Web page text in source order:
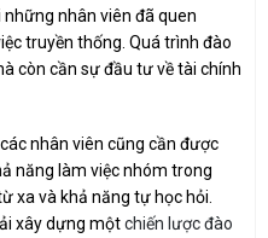
những nhân viên đã quen
truyền thống. Quá trình đào
còn cần sự đầu tư về tài chính
nhân viên cũng cần được
năng làm việc nhóm trong
xa và khả năng tự học hỏi.
xây dựng mộtchiến lược đào